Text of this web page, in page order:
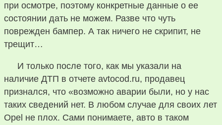
при осмотре, поэтому конкретные данные о ее
состоянии дать не можем. Разве что чуть
поврежден бампер. А так ничего не скрипит, не
трещит…
И только после того, как мы указали на
наличие ДТП в отчете avtocod.ru, продавец
признался, что «возможно аварии были, но у нас
таких сведений нет. В любом случае для своих лет
Opel не плох. Сами понимаете, авто в таком